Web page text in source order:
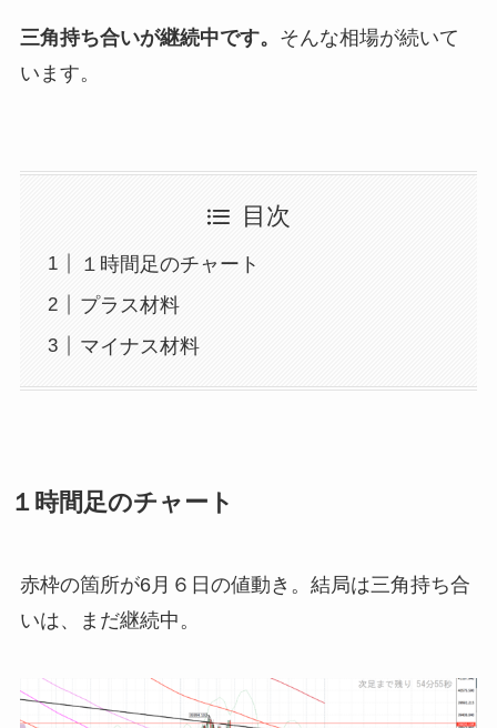
三角持ち合いが継続中です。 そんな相場が続いて
います。
目次
１時間足のチャート
プラス材料
マイナス材料
１時間足のチャート
赤枠の箇所が6月６日の値動き。結局は三角持ち合
いは、まだ継続中。